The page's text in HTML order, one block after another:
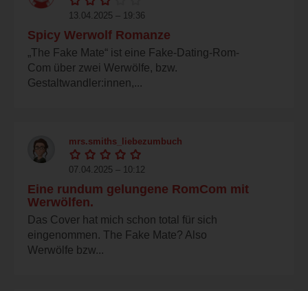
13.04.2025 – 19:36
Spicy Werwolf Romanze
„The Fake Mate“ ist eine Fake-Dating-Rom-
Com über zwei Werwölfe, bzw.
Gestaltwandler:innen,...
mrs.smiths_liebezumbuch
07.04.2025 – 10:12
Eine rundum gelungene RomCom mit
Werwölfen.
Das Cover hat mich schon total für sich
eingenommen. The Fake Mate? Also
Werwölfe bzw...